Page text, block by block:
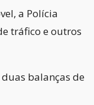
a Polícia
tráfico e outros
balanças de